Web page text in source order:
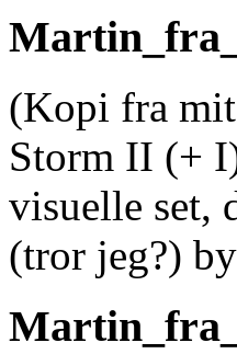
(Kopi fra
Storm II (+
visuelle set,
(tror jeg?)